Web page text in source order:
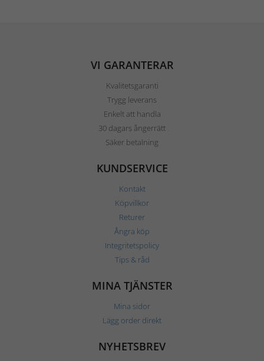
VI GARANTERAR
Kvalitetsgaranti
Trygg leverans
Enkelt att handla
30 dagars ångerrätt
Säker betalning
KUNDSERVICE
Kontakt
Köpvillkor
Returer
Ångra köp
Integritetspolicy
Tips & råd
MINA TJÄNSTER
Mina sidor
Lägg order direkt
NYHETSBREV